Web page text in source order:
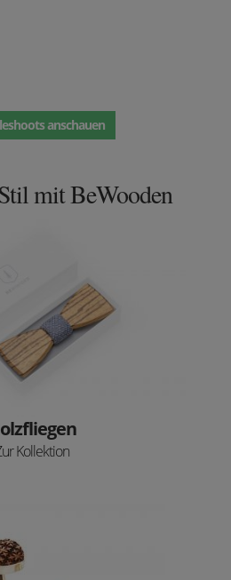
anschauen
mit BeWooden
Kollektion